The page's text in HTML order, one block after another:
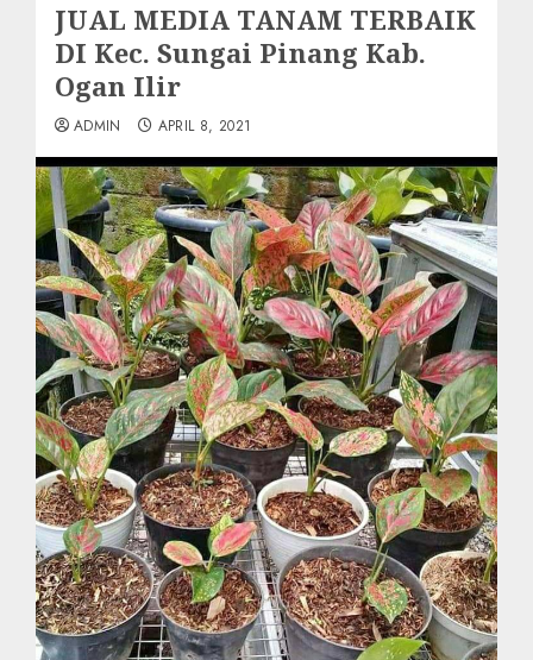
JUAL MEDIA TANAM TERBAIK
DI Kec. Sungai Pinang Kab.
Ogan Ilir
ADMIN APRIL 8, 2021